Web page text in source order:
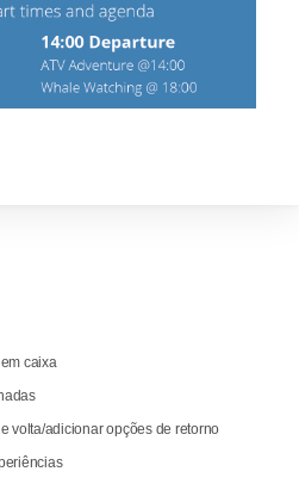
caixa
volta/adicionar opções de retorno